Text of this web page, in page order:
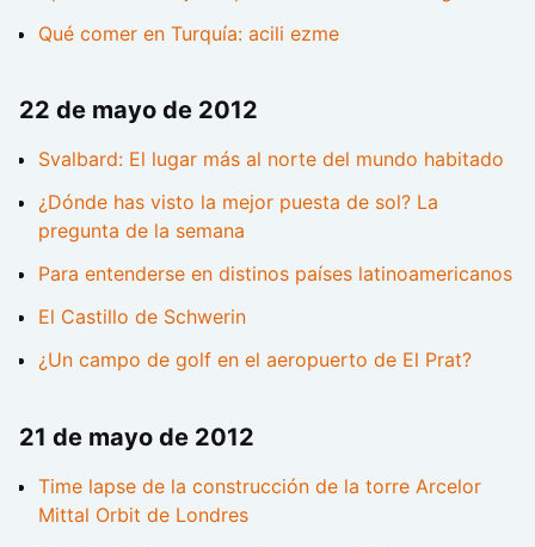
Qué comer en Turquía: acili ezme
22 de mayo de 2012
Svalbard: El lugar más al norte del mundo habitado
¿Dónde has visto la mejor puesta de sol? La
pregunta de la semana
Para entenderse en distinos países latinoamericanos
El Castillo de Schwerin
¿Un campo de golf en el aeropuerto de El Prat?
21 de mayo de 2012
Time lapse de la construcción de la torre Arcelor
Mittal Orbit de Londres